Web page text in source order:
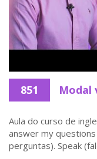
851 Modal
Aula do curso de
answer my
perguntas). Speak